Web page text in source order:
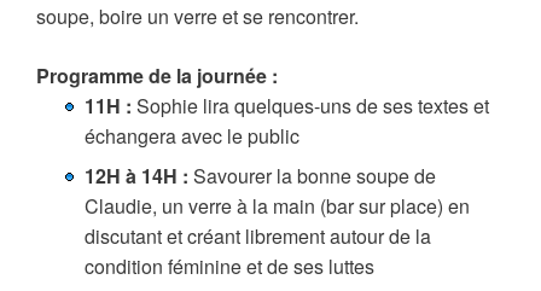
soupe, boire un verre et se rencontrer.
Programme de la journée :
11H : Sophie lira quelques-uns de ses textes et
échangera avec le public
12H à 14H : Savourer la bonne soupe de
Claudie, un verre à la main (bar sur place) en
discutant et créant librement autour de la
condition féminine et de ses luttes